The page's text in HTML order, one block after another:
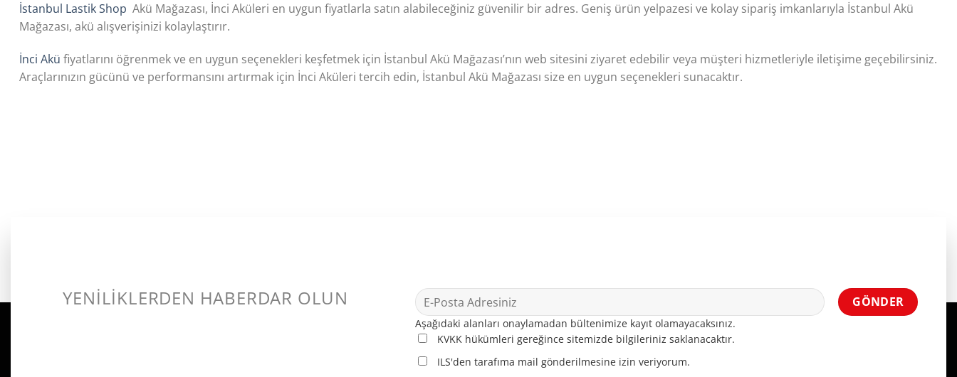
İstanbul Lastik Shop Akü Mağazası, İnci Aküleri en uygun fiyatlarla satın alabileceğiniz güvenilir bir adres. Geniş ürün yelpazesi ve kolay sipariş imkanlarıyla İstanbul Akü
Mağazası, akü alışverişinizi kolaylaştırır.
İnci Akü fiyatlarını öğrenmek ve en uygun seçenekleri keşfetmek için İstanbul Akü Mağazası’nın web sitesini ziyaret edebilir veya müşteri hizmetleriyle iletişime geçebilirsiniz.
Araçlarınızın gücünü ve performansını artırmak için İnci Aküleri tercih edin, İstanbul Akü Mağazası size en uygun seçenekleri sunacaktır.
YENİLİKLERDEN HABERDAR OLUN
Aşağıdaki alanları onaylamadan bültenimize kayıt olamayacaksınız.
KVKK hükümleri gereğince sitemizde bilgileriniz saklanacaktır.
ILS'den tarafıma mail gönderilmesine izin veriyorum.